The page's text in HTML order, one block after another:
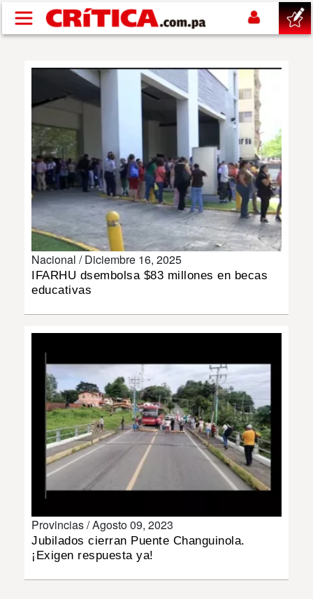
Pasar al contenido principal
SUCESOS
NACIONAL
POLÍTICA
DEPORTES
MULTIMEDIA
IMPRESO
Nacional /Diciembre 16, 2025
IFARHU dsembolsa $83 millones en becas
educativas
Provincias /Agosto 09, 2023
Jubilados cierran Puente Changuinola.
¡Exigen respuesta ya!